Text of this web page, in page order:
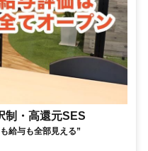
制・高還元SES
給与も全部見える”